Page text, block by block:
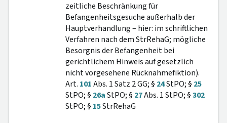
zeitliche Beschränkung für
Befangenheitsgesuche außerhalb der
Hauptverhandlung – hier: im schriftlichen
Verfahren nach dem StrRehaG; mögliche
Besorgnis der Befangenheit bei
gerichtlichem Hinweis auf gesetzlich
nicht vorgesehene Rücknahmefiktion).
Art. 101Abs. 1 Satz 2 GG; § 24StPO; § 25
StPO; § 26aStPO; § 27Abs. 1 StPO; §302
StPO; § 15StrRehaG